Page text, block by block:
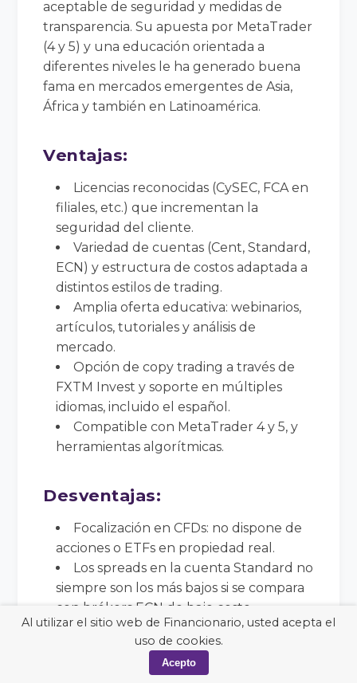
aceptable de seguridad y medidas de
transparencia. Su apuesta por MetaTrader
(4 y 5) y una educación orientada a
diferentes niveles le ha generado buena
fama en mercados emergentes de Asia,
África y también en Latinoamérica.
Ventajas:
Licencias reconocidas (CySEC, FCA en
filiales, etc.) que incrementan la
seguridad del cliente.
Variedad de cuentas (Cent, Standard,
ECN) y estructura de costos adaptada a
distintos estilos de trading.
Amplia oferta educativa: webinarios,
artículos, tutoriales y análisis de
mercado.
Opción de copy trading a través de
FXTM Invest y soporte en múltiples
idiomas, incluido el español.
Compatible con MetaTrader 4 y 5, y
herramientas algorítmicas.
Desventajas:
Focalización en CFDs: no dispone de
acciones o ETFs en propiedad real.
Los spreads en la cuenta Standard no
siempre son los más bajos si se compara
con brókers ECN de bajo costo.
El copy trading interno no es tan
grande como el de plataformas sociales
Al utilizar el sitio web de Financionario, usted acepta el
uso de cookies.
Acepto